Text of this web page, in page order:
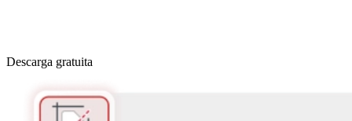
Descarga gratuita